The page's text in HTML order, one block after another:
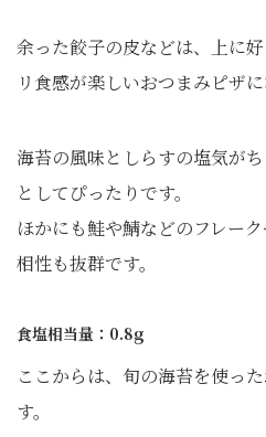
余った餃子の皮などは、上に
リ食感が楽しいおつまみピザに
海苔の風味としらすの塩気が
としてぴったりです。
ほかにも鮭や鯖などのフレー
相性も抜群です。
食塩相当量：0.8g
ここからは、旬の海苔を使っ
す。